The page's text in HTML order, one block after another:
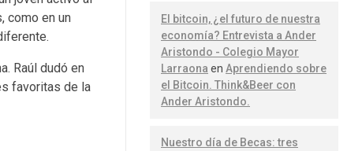
como en un
Raúl dudó en
favoritas de la
El bitcoin, ¿el futuro de nuestra
economía? Entrevista a Ander
Aristondo - Colegio Mayor
Larraona en Aprendiendo sobre
el Bitcoin. Think&Beer con
Ander Aristondo.
Nuestro día de Becas: tres